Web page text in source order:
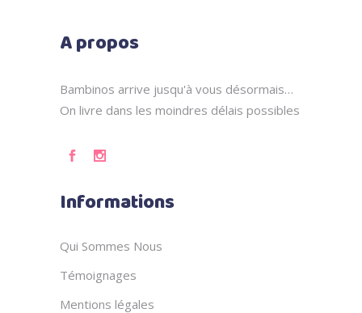
A propos
Bambinos arrive jusqu'à vous désormais…
On livre dans les moindres délais possibles
Informations
Qui Sommes Nous
Témoignages
Mentions légales